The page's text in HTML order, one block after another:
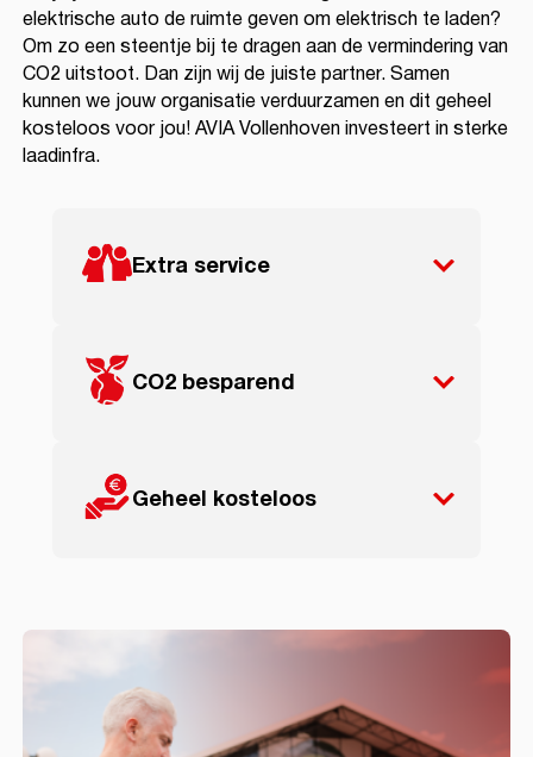
elektrische auto de ruimte geven om elektrisch te laden?
Om zo een steentje bij te dragen aan de vermindering van
CO2 uitstoot. Dan zijn wij de juiste partner. Samen
kunnen we jouw organisatie verduurzamen en dit geheel
kosteloos voor jou! AVIA Vollenhoven investeert in sterke
laadinfra.
Extra service
CO2 besparend
Geheel kosteloos